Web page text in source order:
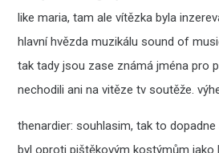
like maria, tam ale vítězka byla
hlavní hvězda muzikálu sound of
tak tady jsou zase známá jména pro
nechodili ani na vitěze tv soutěže.
thenardier: souhlasim, tak to
byl oproti pištěkovým kostýmům jako